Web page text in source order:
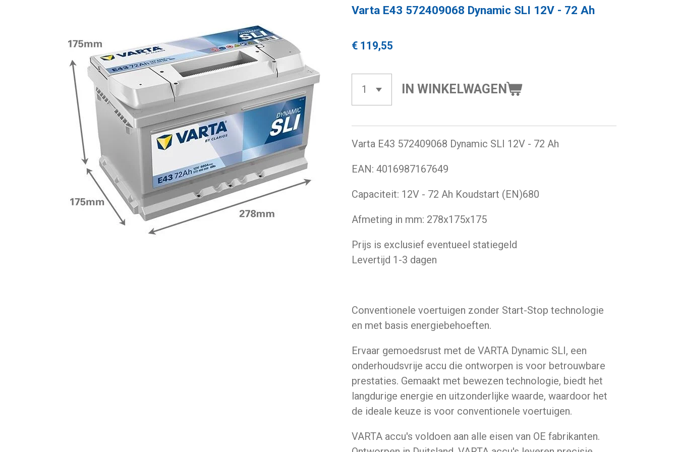
Varta E43 572409068 Dynamic SLI 12V - 72 Ah
€ 119,55
IN WINKELWAGEN
Varta E43 572409068 Dynamic SLI 12V - 72 Ah
EAN: 4016987167649
Capaciteit: 12V - 72 Ah Koudstart (EN)680
Afmeting in mm: 278x175x175
Prijs is exclusief eventueel statiegeld
Levertijd 1-3 dagen
Conventionele voertuigen zonder Start-Stop technologie
en met basis energiebehoeften.
Ervaar gemoedsrust met de VARTA Dynamic SLI, een
onderhoudsvrije accu die ontworpen is voor betrouwbare
prestaties. Gemaakt met bewezen technologie, biedt het
langdurige energie en uitzonderlijke waarde, waardoor het
de ideale keuze is voor conventionele voertuigen.
VARTA accu's voldoen aan alle eisen van OE fabrikanten.